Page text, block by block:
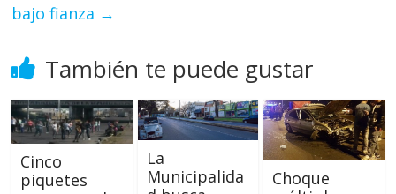
bajo fianza →
También te puede gustar
Cinco
piquetes
La
Municipalida
Choque